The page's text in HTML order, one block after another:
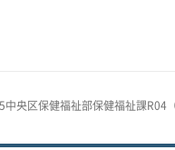
央区保健福祉部保健福祉課R04（